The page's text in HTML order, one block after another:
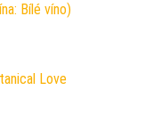
Bílé víno)
Love